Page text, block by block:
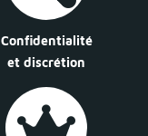
Confidentialité
et discrétion